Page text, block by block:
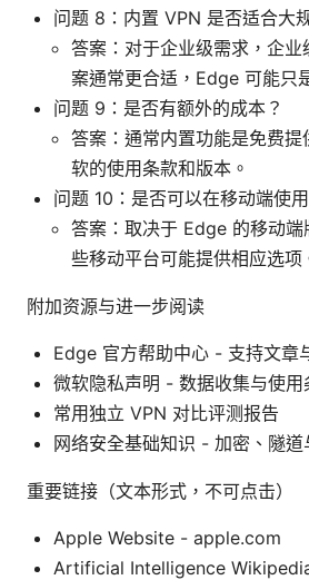
问题 8：内置 VPN 是否适合大
答案：对于企业级需求，企
案通常更合适，Edge 可能只
问题 9：是否有额外的成本？
答案：通常内置功能是免费
软的使用条款和版本。
问题 10：是否可以在移动端使
答案：取决于 Edge 的移动
些移动平台可能提供相应选项
附加资源与进一步阅读
Edge 官方帮助中心 - 支持文章
微软隐私声明 - 数据收集与使用
常用独立 VPN 对比评测报告
网络安全基础知识 - 加密、隧道
重要链接（文本形式，不可点击）
Apple Website - apple.com
Artificial Intelligence